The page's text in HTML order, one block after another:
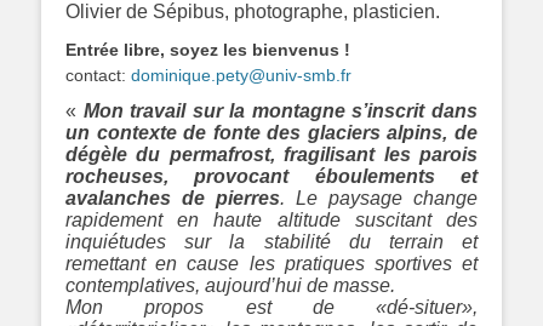
Olivier de Sépibus, photographe, plasticien.
Entrée libre, soyez les bienvenus !
contact: dominique.pety@univ-smb.fr
« Mon travail sur la montagne s’inscrit dans
un contexte de fonte des glaciers alpins, de
dégèle du permafrost, fragilisant les parois
rocheuses, provocant éboulements et
avalanches de pierres. Le paysage change
rapidement en haute altitude suscitant des
inquiétudes sur la stabilité du terrain et
remettant en cause les pratiques sportives et
contemplatives, aujourd’hui de masse.
Mon propos est de «dé-situer»,